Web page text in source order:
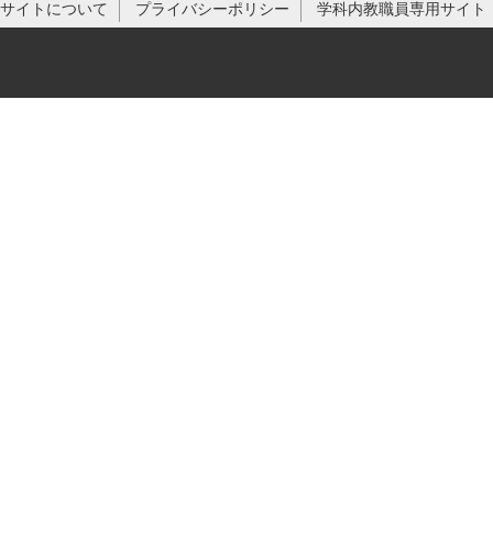
サイトについて プライバシーポリシー 学科内教職員専用サイト